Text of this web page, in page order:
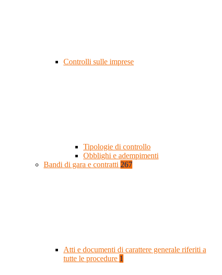
Controlli sulle imprese
Tipologie di controllo
Obblighi e adempimenti
Bandi di gara e contratti 267
Atti e documenti di carattere generale riferiti a
tutte le procedure 1